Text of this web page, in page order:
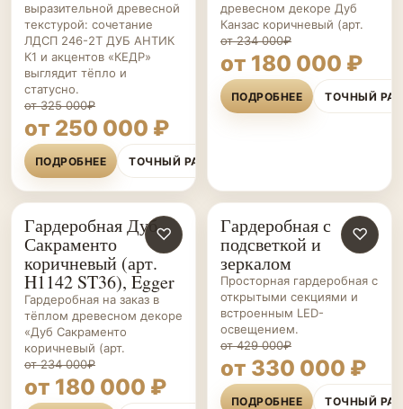
выразительной древесной
текстурой: сочетание
ЛДСП 246-2Т ДУБ АНТИК
К1 и акцентов «КЕДР»
выглядит тёпло и
статусно.
от 325 000₽
от 250 000 ₽
ПОДРОБНЕЕ ТОЧНЫЙ РАСЧЁТ
древесном декоре Дуб
Канзас коричневый (арт.
от 234 000₽
от 180 000 ₽
ПОДРОБНЕЕ ТОЧНЫЙ
ГАРДЕРОБНЫЕ НА ЗАКАЗ
♡
Гардеробная Дуб
Сакраменто
коричневый (арт.
H1142 ST36), Egger
Гардеробная на заказ в
тёплом древесном декоре
«Дуб Сакраменто
коричневый (арт.
от 234 000₽
от 180 000 ₽
ГАРДЕРОБНЫЕ НА ЗАКАЗ
♡
Гардеробная с
подсветкой и
зеркалом
Просторная гардеробная с
открытыми секциями и
встроенным LED-
освещением.
от 429 000₽
от 330 000 ₽
ПОДРОБНЕЕ ТОЧНЫЙ